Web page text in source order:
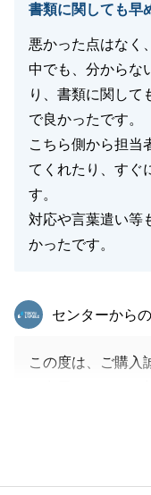
書類に関しても早
悪かった点はなく
中でも、分からな
り、書類に関して
で良かったです。
こちら側から担当
てくれたり、すぐ
す。
対応や言葉遣い等
かったです。
東急リバブル
センターから
この度は、ご購入
至らない点もあっ
柔軟なご対応をい